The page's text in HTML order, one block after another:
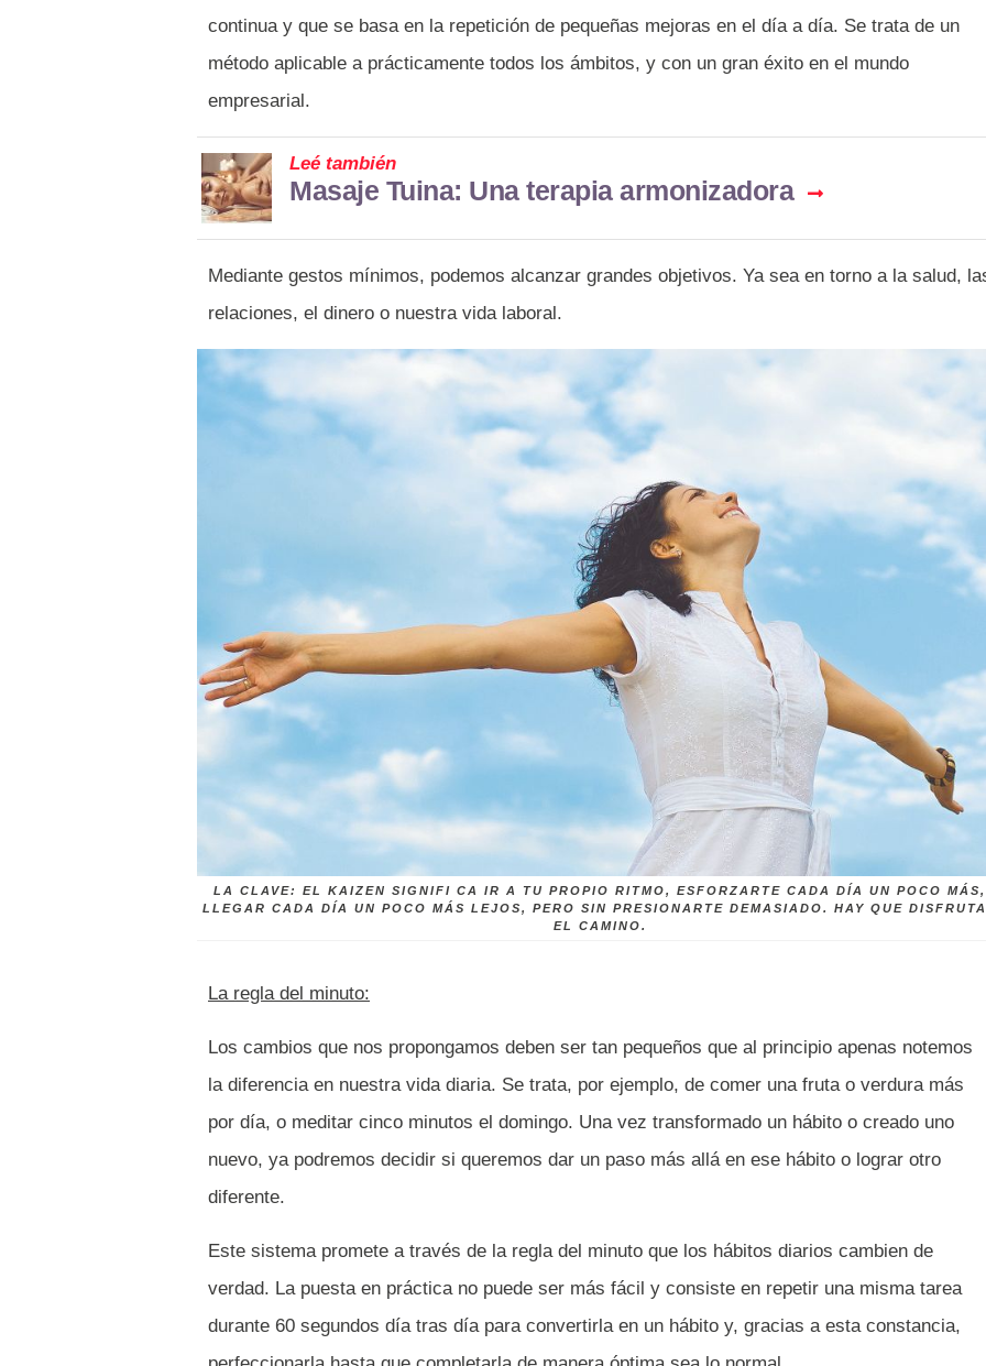
continua y que se basa en la repetición de pequeñas mejoras en el día a día. Se trata de un
método aplicable a prácticamente todos los ámbitos, y con un gran éxito en el mundo
empresarial.
Leé también
Masaje Tuina: Una terapia armonizadora
Mediante gestos mínimos, podemos alcanzar grandes objetivos. Ya sea en torno a la salud,
relaciones, el dinero o nuestra vida laboral.
LA CLAVE: EL KAIZEN SIGNIFI CA IR A TU PROPIO RITMO, ESFORZARTE CADA DÍA UN POCO MÁS,
LLEGAR CADA DÍA UN POCO MÁS LEJOS, PERO SIN PRESIONARTE DEMASIADO. HAY QUE
EL CAMINO.
La regla del minuto:
Los cambios que nos propongamos deben ser tan pequeños que al principio apenas notemos
la diferencia en nuestra vida diaria. Se trata, por ejemplo, de comer una fruta o verdura más
por día, o meditar cinco minutos el domingo. Una vez transformado un hábito o creado uno
nuevo, ya podremos decidir si queremos dar un paso más allá en ese hábito o lograr otro
diferente.
Este sistema promete a través de la regla del minuto que los hábitos diarios cambien de
verdad. La puesta en práctica no puede ser más fácil y consiste en repetir una misma tarea
durante 60 segundos día tras día para convertirla en un hábito y, gracias a esta constancia,